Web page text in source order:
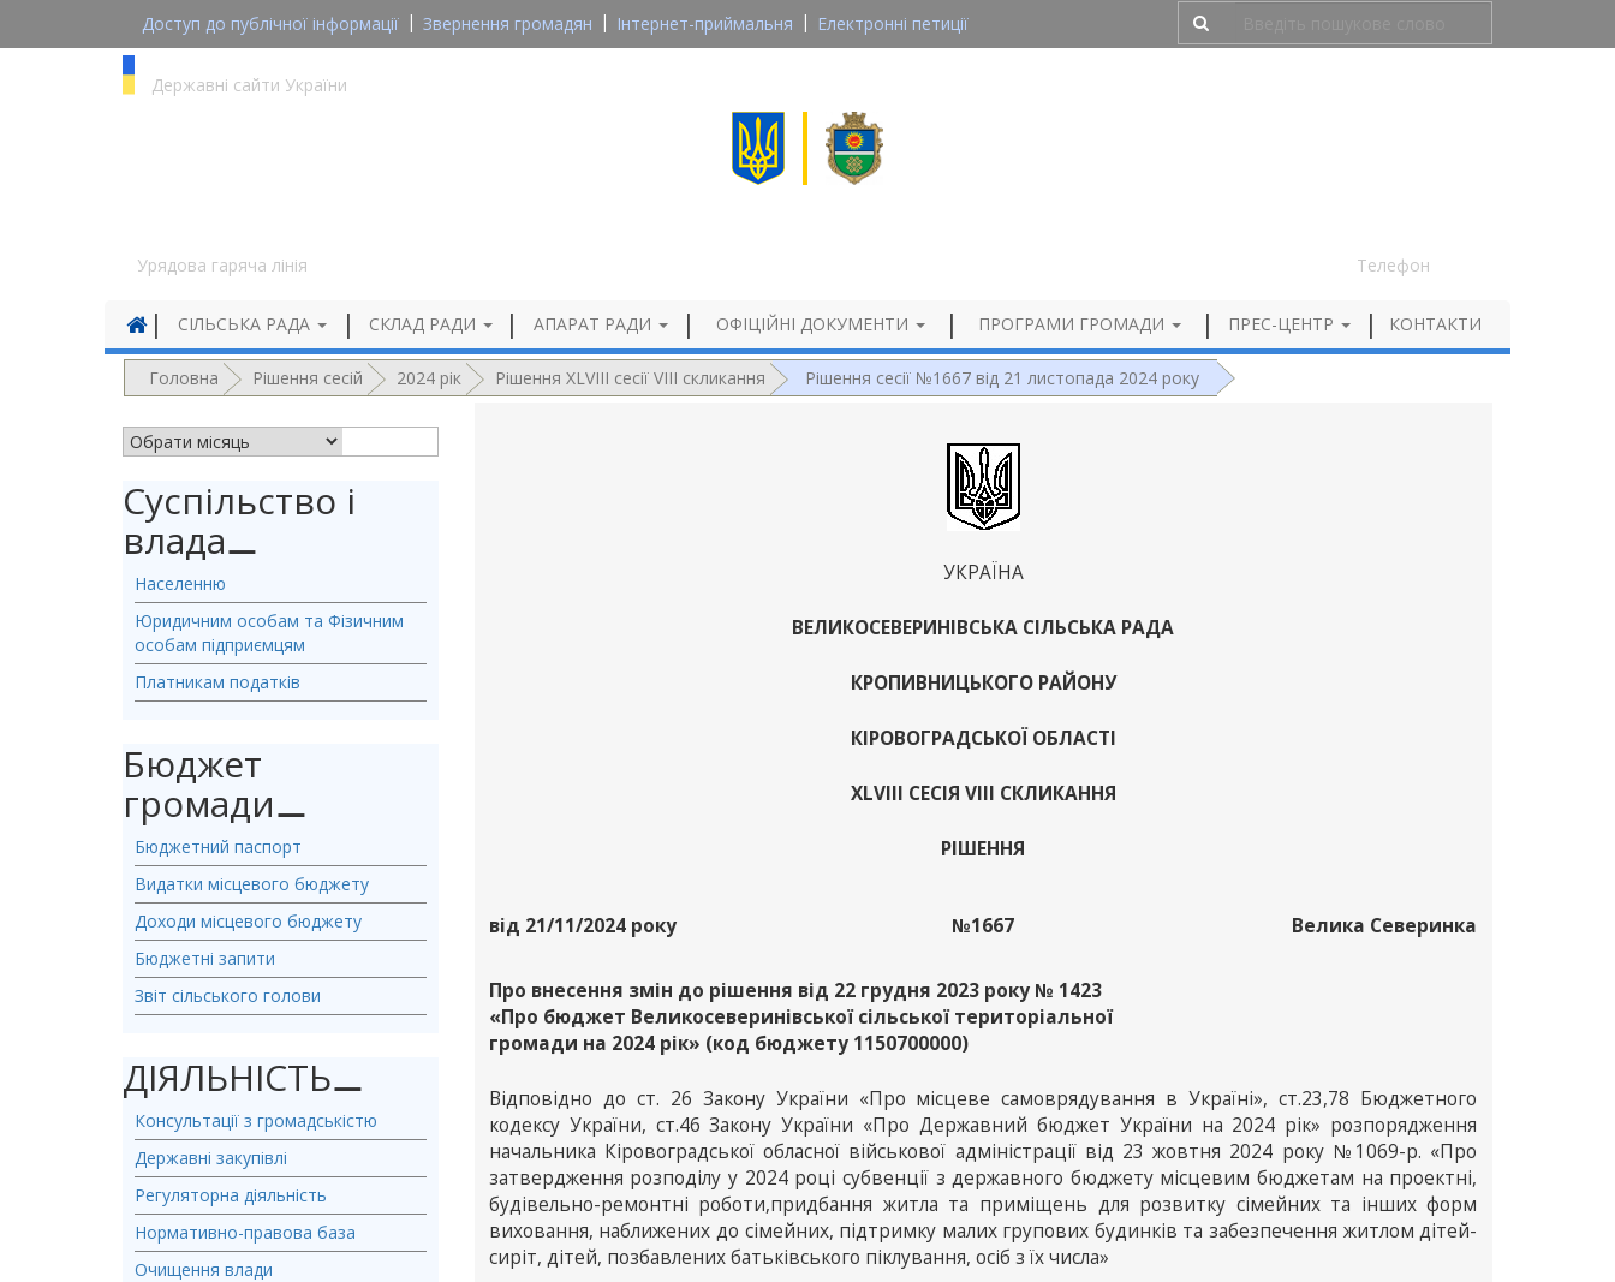
Доступ до публічної інформації Звернення громадян Інтернет-приймальня
Електронні петиції
Державні сайти України
Урядова гаряча лінія Телефон
СІЛЬСЬКА РАДА СКЛАД РАДИ АПАРАТ РАДИ ОФІЦІЙНІ ДОКУМЕНТИ ПРОГРАМИ ГРОМАДИ ПРЕС-ЦЕНТР КОНТАКТИ
Головна Рішення сесій 2024 рік Рішення XLVIIІ сесії VIII скликання Рішення сесії №1667 від 21 листопада 2024 року
АРХІВ НОВИН
Суспільство і
влада⚊
Населенню
Юридичним особам та Фізичним
особам підприємцям
Платникам податків
Бюджет
громади⚊
Бюджетний паспорт
Видатки місцевого бюджету
Доходи місцевого бюджету
Бюджетні запити
Звіт сільського голови
ДІЯЛЬНІСТЬ⚊
Консультації з громадськістю
Державні закупівлі
Регуляторна діяльність
Нормативно-правова база
Очищення влади
УКРАЇНА
ВЕЛИКОСЕВЕРИНІВСЬКА СІЛЬСЬКА РАДА
КРОПИВНИЦЬКОГО РАЙОНУ
КІРОВОГРАДСЬКОЇ ОБЛАСТІ
XLVIІІ СЕСІЯ VІІІ СКЛИКАННЯ
РІШЕННЯ
від 21/11/2024 року №1667 Велика Северинка
Про внесення змін до рішення від 22 грудня 2023 року № 1423
«Про бюджет Великосеверинівської сільської територіальної
громади на 2024 рік» (код бюджету 1150700000)
Відповідно до ст. 26 Закону України «Про місцеве самоврядування в Україні», ст.23,78 Бюджетного
кодексу України, ст.46 Закону України «Про Державний бюджет України на 2024 рік» розпорядження
начальника Кіровоградської обласної військової адміністрації від 23 жовтня 2024 року №1069-р. «Про
затвердження розподілу у 2024 році субвенції з державного бюджету місцевим бюджетам на проектні,
будівельно-ремонтні роботи,придбання житла та приміщень для розвитку сімейних та інших форм
виховання, наближених до сімейних, підтримку малих групових будинків та забезпечення житлом дітей-
сиріт, дітей, позбавлених батьківського піклування, осіб з їх числа»